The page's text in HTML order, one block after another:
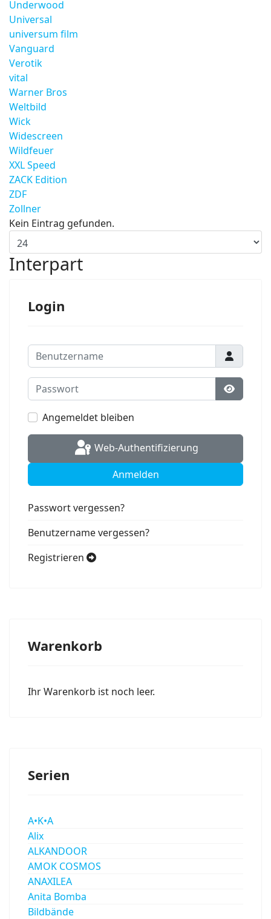
Underwood
Universal
universum film
Vanguard
Verotik
vital
Warner Bros
Weltbild
Wick
Widescreen
Wildfeuer
XXL Speed
ZACK Edition
ZDF
Zollner
Kein Eintrag gefunden.
Interpart
Login
Benutzername
Passwort
Angemeldet bleiben
Web-Authentifizierung
Anmelden
Passwort vergessen?
Benutzername vergessen?
Registrieren
Warenkorb
Ihr Warenkorb ist noch leer.
Serien
A•K•A
Alix
ALKANDOOR
AMOK COSMOS
ANAXILEA
Anita Bomba
Bildbände